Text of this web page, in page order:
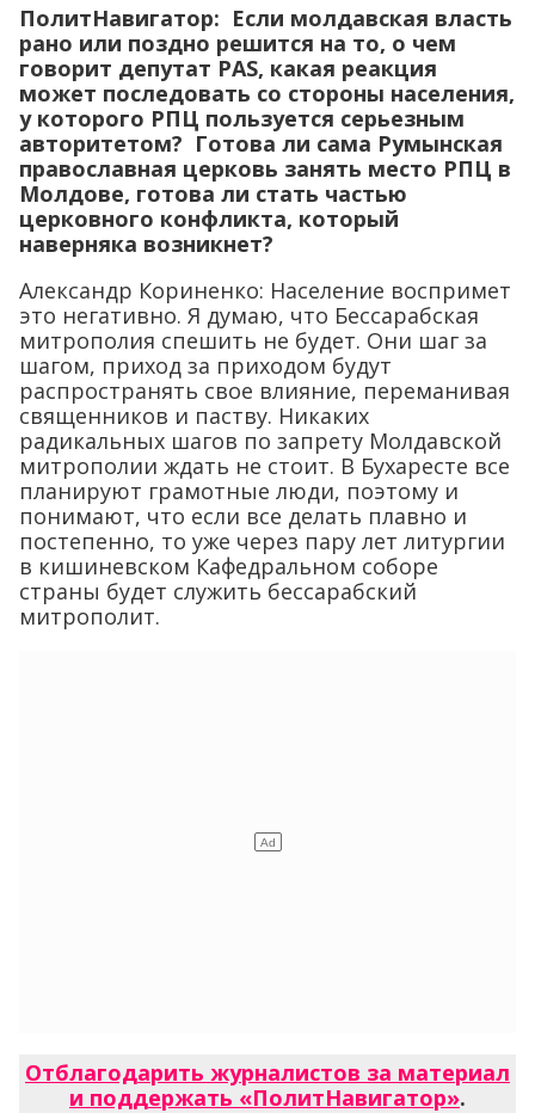
ПолитНавигатор: Если молдавская власть
рано или поздно решится на то, о чем
говорит депутат PAS, какая реакция
может последовать со стороны населения,
у которого РПЦ пользуется серьезным
авторитетом? Готова ли сама Румынская
православная церковь занять место РПЦ в
Молдове, готова ли стать частью
церковного конфликта, который
наверняка возникнет?
Александр Кориненко: Население воспримет
это негативно. Я думаю, что Бессарабская
митрополия спешить не будет. Они шаг за
шагом, приход за приходом будут
распространять свое влияние, переманивая
священников и паству. Никаких
радикальных шагов по запрету Молдавской
митрополии ждать не стоит. В Бухаресте все
планируют грамотные люди, поэтому и
понимают, что если все делать плавно и
постепенно, то уже через пару лет литургии
в кишиневском Кафедральном соборе
страны будет служить бессарабский
митрополит.
Отблагодарить журналистов за материал
и поддержать «ПолитНавигатор».